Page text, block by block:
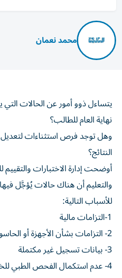
محمد نعمان
يتساءل ذوو أمور عن الحالات
نهاية العام للطالب؟
وهل توجد فرص استثناءات لتعديل
النتائج؟
أوضحت إدارة الاختبارات والتقييم
والتعليم أن هناك حالات يُؤجَّل
للأسباب التالية:
1-التزامات مالية
2- التزامات بشأن الأجهزة أو الحاسوب المحمول
3- بيانات تسجيل غير مكتملة
4- عدم استكمال الفحص الطبي للخدمة الوطنية